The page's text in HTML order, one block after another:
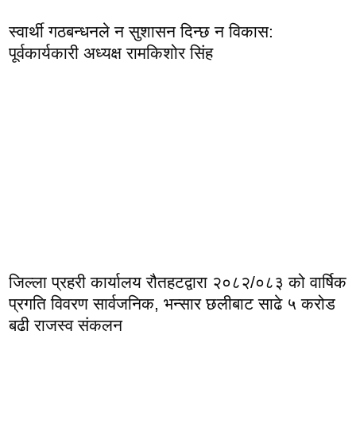
स्वार्थी गठबन्धनले न सुशासन दिन्छ न विकास:
पूर्वकार्यकारी अध्यक्ष रामकिशोर सिंह ​
जिल्ला प्रहरी कार्यालय रौतहटद्वारा २०८२/०८३ को वार्षिक
प्रगति विवरण सार्वजनिक, भन्सार छलीबाट साढे ५ करोड
बढी राजस्व संकलन